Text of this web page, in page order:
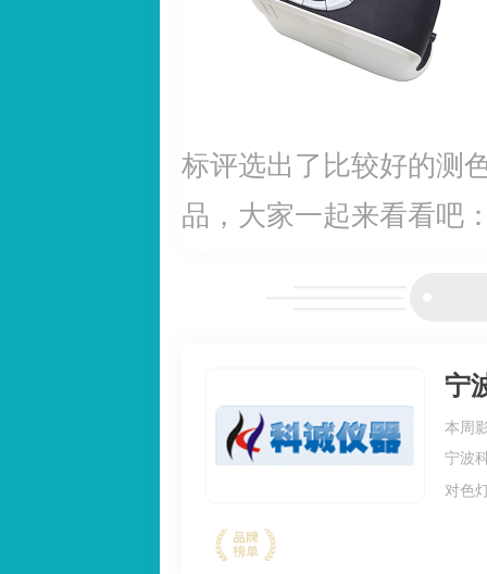
标评选出了比较好的测
品，大家一起来看看吧
宁
本周
宁波
对色